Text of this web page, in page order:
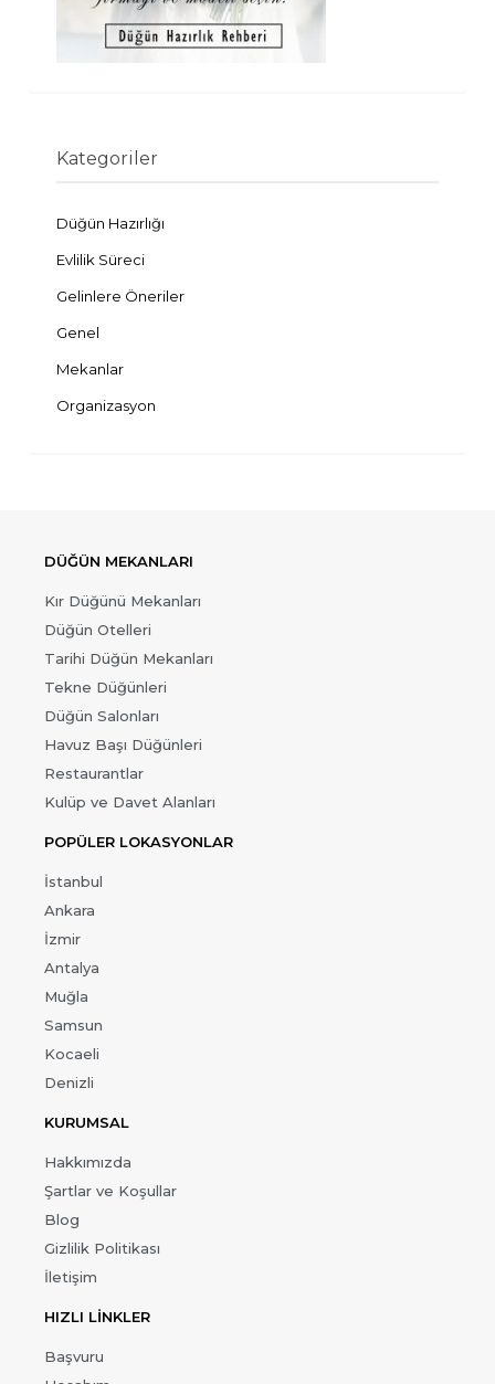
Kategoriler
Düğün Hazırlığı
Evlilik Süreci
Gelinlere Öneriler
Genel
Mekanlar
Organizasyon
DÜĞÜN MEKANLARI
Kır Düğünü Mekanları
Düğün Otelleri
Tarihi Düğün Mekanları
Tekne Düğünleri
Düğün Salonları
Havuz Başı Düğünleri
Restaurantlar
Kulüp ve Davet Alanları
POPÜLER LOKASYONLAR
İstanbul
Ankara
İzmir
Antalya
Muğla
Samsun
Kocaeli
Denizli
KURUMSAL
Hakkımızda
Şartlar ve Koşullar
Blog
Gizlilik Politikası
İletişim
HIZLI LİNKLER
Başvuru